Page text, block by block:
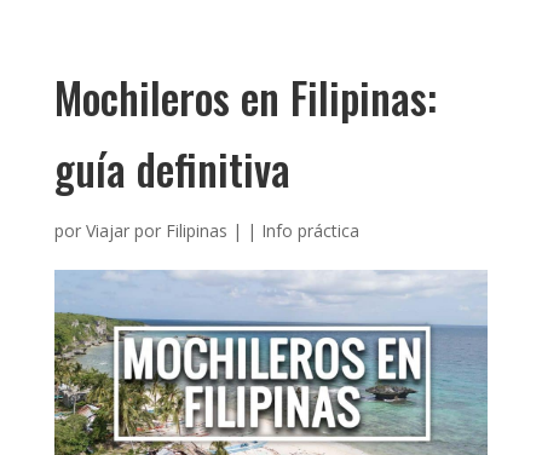
Mochileros en Filipinas:
guía definitiva
por Viajar por Filipinas | | Info práctica